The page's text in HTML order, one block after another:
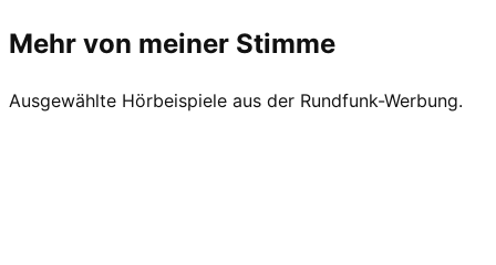
Mehr von meiner Stimme
Ausgewählte Hörbeispiele aus der Rundfunk-Werbung.